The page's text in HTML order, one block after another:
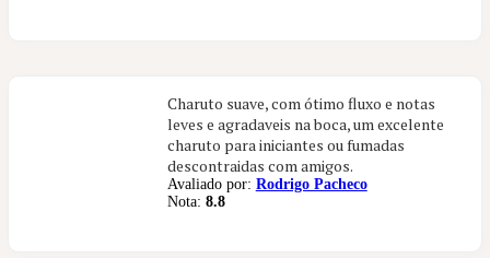
Charuto suave, com ótimo fluxo e notas
leves e agradaveis na boca, um excelente
charuto para iniciantes ou fumadas
descontraidas com amigos.
Avaliado por: Rodrigo Pacheco
Nota: 8.8